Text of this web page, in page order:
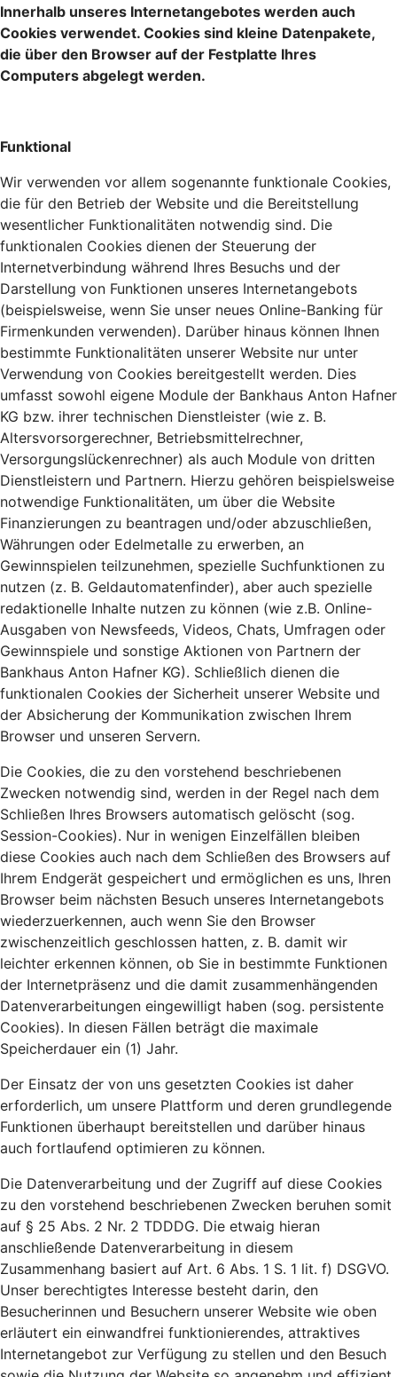
Innerhalb unseres Internetangebotes werden auch
Cookies verwendet. Cookies sind kleine Datenpakete,
die über den Browser auf der Festplatte Ihres
Computers abgelegt werden.
Funktional
Wir verwenden vor allem sogenannte funktionale Cookies,
die für den Betrieb der Website und die Bereitstellung
wesentlicher Funktionalitäten notwendig sind. Die
funktionalen Cookies dienen der Steuerung der
Internetverbindung während Ihres Besuchs und der
Darstellung von Funktionen unseres Internetangebots
(beispielsweise, wenn Sie unser neues Online-Banking für
Firmenkunden verwenden). Darüber hinaus können Ihnen
bestimmte Funktionalitäten unserer Website nur unter
Verwendung von Cookies bereitgestellt werden. Dies
umfasst sowohl eigene Module der Bankhaus Anton Hafner
KG bzw. ihrer technischen Dienstleister (wie z. B.
Altersvorsorgerechner, Betriebsmittelrechner,
Versorgungslückenrechner) als auch Module von dritten
Dienstleistern und Partnern. Hierzu gehören beispielsweise
notwendige Funktionalitäten, um über die Website
Finanzierungen zu beantragen und/oder abzuschließen,
Währungen oder Edelmetalle zu erwerben, an
Gewinnspielen teilzunehmen, spezielle Suchfunktionen zu
nutzen (z. B. Geldautomatenfinder), aber auch spezielle
redaktionelle Inhalte nutzen zu können (wie z.B. Online-
Ausgaben von Newsfeeds, Videos, Chats, Umfragen oder
Gewinnspiele und sonstige Aktionen von Partnern der
Bankhaus Anton Hafner KG). Schließlich dienen die
funktionalen Cookies der Sicherheit unserer Website und
der Absicherung der Kommunikation zwischen Ihrem
Browser und unseren Servern.
Die Cookies, die zu den vorstehend beschriebenen
Zwecken notwendig sind, werden in der Regel nach dem
Schließen Ihres Browsers automatisch gelöscht (sog.
Session-Cookies). Nur in wenigen Einzelfällen bleiben
diese Cookies auch nach dem Schließen des Browsers auf
Ihrem Endgerät gespeichert und ermöglichen es uns, Ihren
Browser beim nächsten Besuch unseres Internetangebots
wiederzuerkennen, auch wenn Sie den Browser
zwischenzeitlich geschlossen hatten, z. B. damit wir
leichter erkennen können, ob Sie in bestimmte Funktionen
der Internetpräsenz und die damit zusammenhängenden
Datenverarbeitungen eingewilligt haben (sog. persistente
Cookies). In diesen Fällen beträgt die maximale
Speicherdauer ein (1) Jahr.
Der Einsatz der von uns gesetzten Cookies ist daher
erforderlich, um unsere Plattform und deren grundlegende
Funktionen überhaupt bereitstellen und darüber hinaus
auch fortlaufend optimieren zu können.
Die Datenverarbeitung und der Zugriff auf diese Cookies
zu den vorstehend beschriebenen Zwecken beruhen somit
auf § 25 Abs. 2 Nr. 2 TDDDG. Die etwaig hieran
anschließende Datenverarbeitung in diesem
Zusammenhang basiert auf Art. 6 Abs. 1 S. 1 lit. f) DSGVO.
Unser berechtigtes Interesse besteht darin, den
Besucherinnen und Besuchern unserer Website wie oben
erläutert ein einwandfrei funktionierendes, attraktives
Internetangebot zur Verfügung zu stellen und den Besuch